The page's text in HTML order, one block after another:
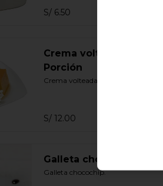
S/ 6.50
Crema volteada
Porción
Crema volteada.
S/ 12.00
Galleta chocochip
Galleta chocochip.